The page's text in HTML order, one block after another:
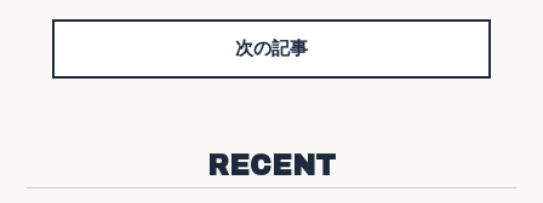
次の記事
RECENT